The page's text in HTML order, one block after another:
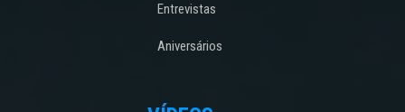
Entrevistas
Aniversários